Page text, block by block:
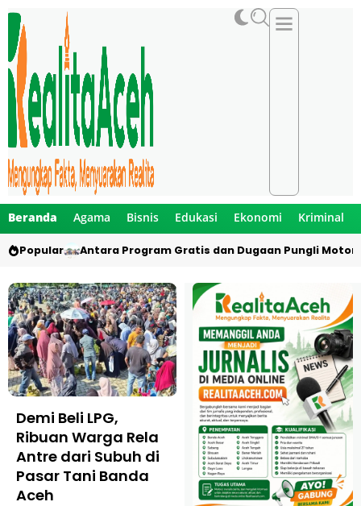
Beranda Agama Bisnis Edukasi Ekonomi Kriminal
Popular Antara Program Gratis dan Dugaan Pungli Motor
Demi Beli LPG,
Ribuan Warga Rela
Antre dari Subuh di
Pasar Tani Banda
Aceh